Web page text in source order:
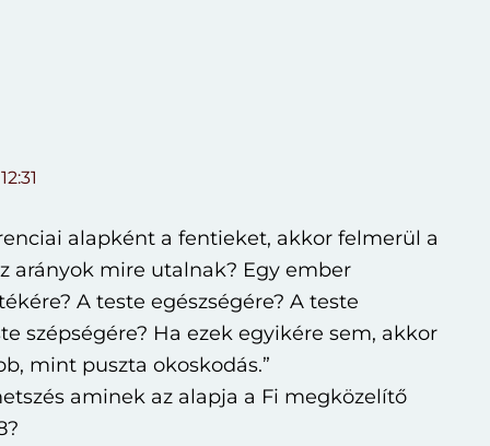
alapként a fentieket, akkor felmerül a
arányok mire utalnak? Egy ember
A teste egészségére? A teste
szépségére? Ha ezek egyikére sem, akkor
mint puszta okoskodás.”
aminek az alapja a Fi megközelítő